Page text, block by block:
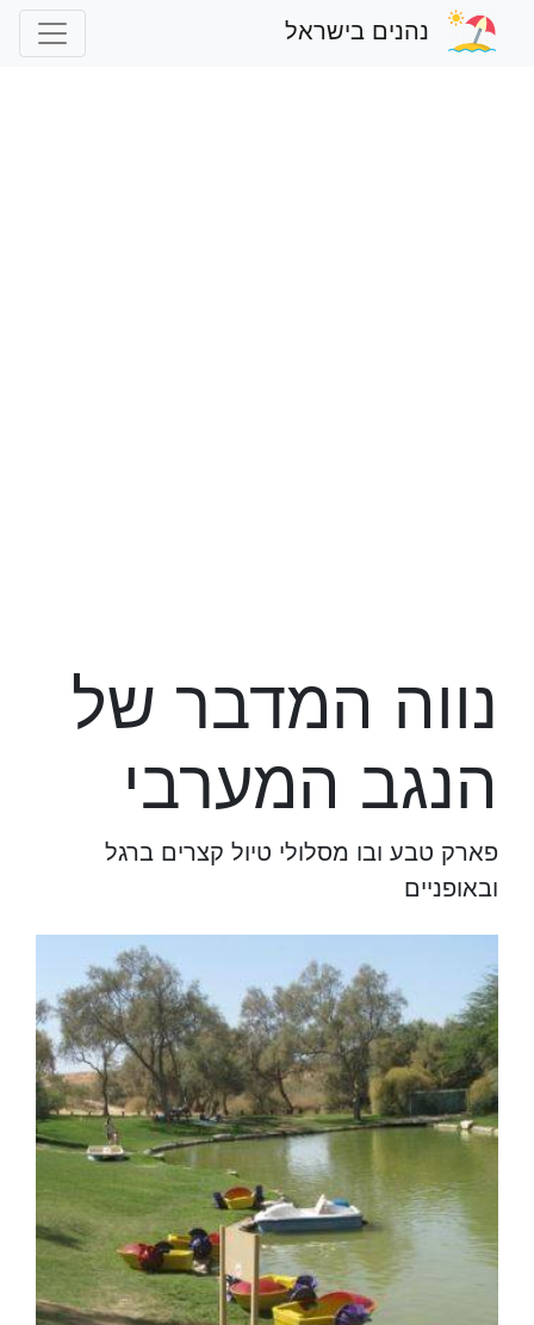
נהנים בישראל
נווה המדבר של
הנגב המערבי
פארק טבע ובו מסלולי טיול קצרים ברגל
ובאופניים